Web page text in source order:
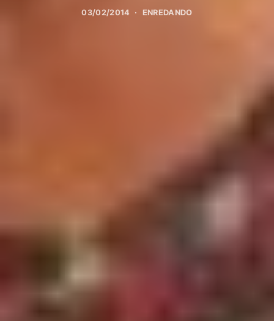
03/02/2014 ENREDANDO